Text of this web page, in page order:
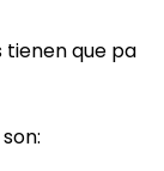
tienen que pa